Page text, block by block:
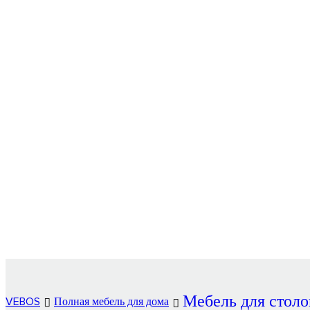
VEBOS Полная мебель для дома Мебель для